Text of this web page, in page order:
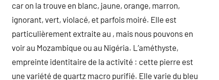
car on la trouve en blanc, jaune, orange, marron,
ignorant, vert, violacé, et parfois moiré. Elle est
particulièrement extraite au , mais nous pouvons en
voir au Mozambique ou au Nigéria. L’améthyste,
empreinte identitaire de la activité : cette pierre est
une variété de quartz macro purifié. Elle varie du bleu